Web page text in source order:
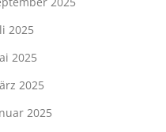
2025
2025
2025
2025